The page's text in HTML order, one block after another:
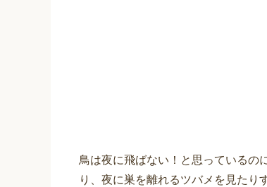
鳥は夜に飛ばない！と思っているの
り、夜に巣を離れるツバメを見たり